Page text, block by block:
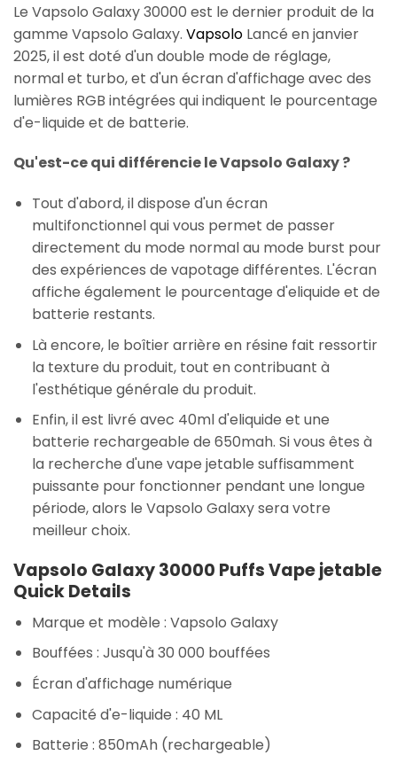
Le Vapsolo Galaxy 30000 est le dernier produit de la
gamme Vapsolo Galaxy. Vapsolo Lancé en janvier
2025, il est doté d'un double mode de réglage,
normal et turbo, et d'un écran d'affichage avec des
lumières RGB intégrées qui indiquent le pourcentage
d'e-liquide et de batterie.
Qu'est-ce qui différencie le Vapsolo Galaxy ?
Tout d'abord, il dispose d'un écran
multifonctionnel qui vous permet de passer
directement du mode normal au mode burst pour
des expériences de vapotage différentes. L'écran
affiche également le pourcentage d'eliquide et de
batterie restants.
Là encore, le boîtier arrière en résine fait ressortir
la texture du produit, tout en contribuant à
l'esthétique générale du produit.
Enfin, il est livré avec 40ml d'eliquide et une
batterie rechargeable de 650mah. Si vous êtes à
la recherche d'une vape jetable suffisamment
puissante pour fonctionner pendant une longue
période, alors le Vapsolo Galaxy sera votre
meilleur choix.
Vapsolo Galaxy 30000 Puffs Vape jetable
Quick Details
Marque et modèle : Vapsolo Galaxy
Bouffées : Jusqu'à 30 000 bouffées
Écran d'affichage numérique
Capacité d'e-liquide : 40 ML
Batterie : 850mAh (rechargeable)